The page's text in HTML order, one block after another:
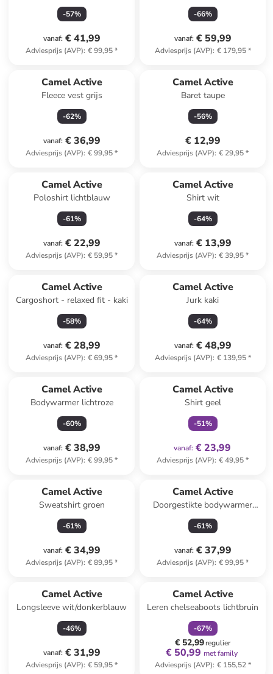
-57%
vanaf: € 41,99
Adviesprijs (AVP): € 99,95*
-66%
vanaf: € 59,99
Adviesprijs (AVP): € 179,95*
Camel Active
Fleece vest grijs
-62%
vanaf: € 36,99
Adviesprijs (AVP): € 99,95*
Camel Active
Baret taupe
-56%
€ 12,99
Adviesprijs (AVP): € 29,95*
Camel Active
Poloshirt lichtblauw
-61%
vanaf: € 22,99
Adviesprijs (AVP): € 59,95*
Camel Active
Shirt wit
-64%
vanaf: € 13,99
Adviesprijs (AVP): € 39,95*
Camel Active
Cargoshort - relaxed fit - kaki
-58%
vanaf: € 28,99
Adviesprijs (AVP): € 69,95*
Camel Active
Jurk kaki
-64%
vanaf: € 48,99
Adviesprijs (AVP): € 139,95*
Camel Active
Bodywarmer lichtroze
-60%
vanaf: € 38,99
Adviesprijs (AVP): € 99,95*
Camel Active
Shirt geel
-51%
vanaf: € 23,99
Adviesprijs (AVP): € 49,95*
Camel Active
Sweatshirt groen
-61%
vanaf: € 34,99
Adviesprijs (AVP): € 89,95*
Camel Active
Doorgestikte bodywarmer
lichtroze
-61%
vanaf: € 37,99
Adviesprijs (AVP): € 99,95*
Camel Active
Longsleeve wit/donkerblauw
-46%
vanaf: € 31,99
Adviesprijs (AVP): € 59,95*
Camel Active
Leren chelseaboots lichtbruin
-67%
€ 52,99regulier
€ 50,99 met family
Adviesprijs (AVP): € 155,52*